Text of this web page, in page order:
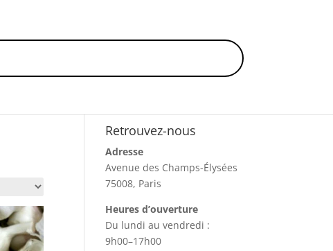
Retrouvez-nous
Adresse
Avenue des Champs-Élysées
75008, Paris
Heures d’ouverture
Du lundi au vendredi :
9h00–17h00